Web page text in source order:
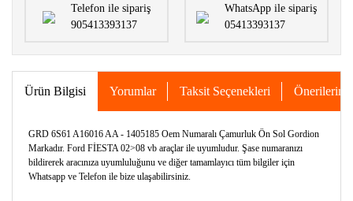
Telefon ile sipariş
905413393137
WhatsApp ile sipariş
05413393137
Ürün Bilgisi Yorumlar Taksit Seçenekleri Önerileriniz
GRD 6S61 A16016 AA - 1405185 Oem Numaralı Çamurluk Ön Sol Gordion
Markadır. Ford FİESTA 02>08 vb araçlar ile uyumludur. Şase numaranızı
bildirerek aracınıza uyumluluğunu ve diğer tamamlayıcı tüm bilgiler için
Whatsapp ve Telefon ile bize ulaşabilirsiniz.